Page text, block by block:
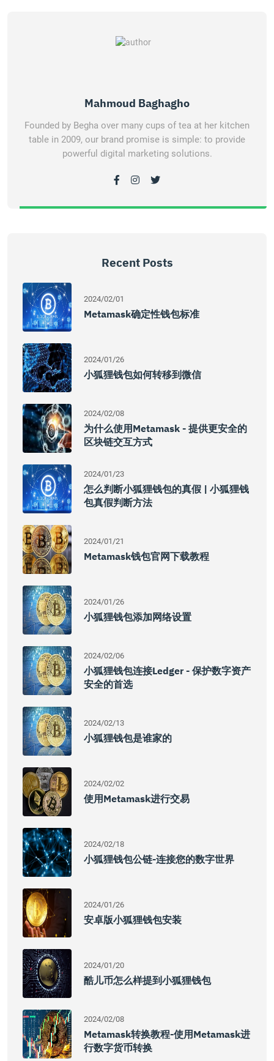
Mahmoud Baghagho
Founded by Begha over many cups of tea at her kitchen
table in 2009, our brand promise is simple: to provide
powerful digital marketing solutions.
Recent Posts
2024/02/01
Metamask确定性钱包标准
2024/01/26
小狐狸钱包如何转移到微信
2024/02/08
为什么使用Metamask - 提供更安全的
区块链交互方式
2024/01/23
怎么判断小狐狸钱包的真假 | 小狐狸钱
包真假判断方法
2024/01/21
Metamask钱包官网下载教程
2024/01/26
小狐狸钱包添加网络设置
2024/02/06
小狐狸钱包连接Ledger - 保护数字资产
安全的首选
2024/02/13
小狐狸钱包是谁家的
2024/02/02
使用Metamask进行交易
2024/02/18
小狐狸钱包公链-连接您的数字世界
2024/01/26
安卓版小狐狸钱包安装
2024/01/20
酷儿币怎么样提到小狐狸钱包
2024/02/08
Metamask转换教程-使用Metamask进
行数字货币转换